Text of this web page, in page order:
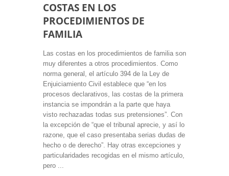
COSTAS EN LOS
PROCEDIMIENTOS DE
FAMILIA
Las costas en los procedimientos de familia son
muy diferentes a otros procedimientos. Como
norma general, el artículo 394 de la Ley de
Enjuiciamiento Civil establece que “en los
procesos declarativos, las costas de la primera
instancia se impondrán a la parte que haya
visto rechazadas todas sus pretensiones”. Con
la excepción de “que el tribunal aprecie, y así lo
razone, que el caso presentaba serias dudas de
hecho o de derecho”. Hay otras excepciones y
particularidades recogidas en el mismo artículo,
pero ...